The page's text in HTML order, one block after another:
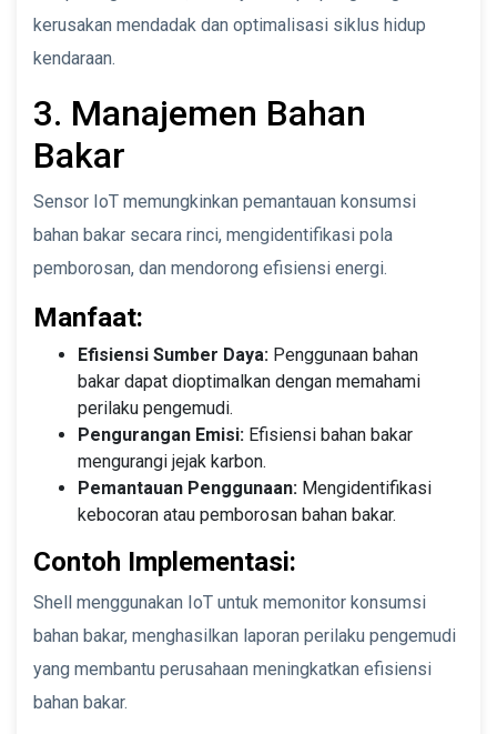
kerusakan mendadak dan optimalisasi siklus hidup
kendaraan.
3. Manajemen Bahan
Bakar
Sensor IoT memungkinkan pemantauan konsumsi
bahan bakar secara rinci, mengidentifikasi pola
pemborosan, dan mendorong efisiensi energi.
Manfaat:
Efisiensi Sumber Daya: Penggunaan bahan
bakar dapat dioptimalkan dengan memahami
perilaku pengemudi.
Pengurangan Emisi: Efisiensi bahan bakar
mengurangi jejak karbon.
Pemantauan Penggunaan: Mengidentifikasi
kebocoran atau pemborosan bahan bakar.
Contoh Implementasi:
Shell menggunakan IoT untuk memonitor konsumsi
bahan bakar, menghasilkan laporan perilaku pengemudi
yang membantu perusahaan meningkatkan efisiensi
bahan bakar.